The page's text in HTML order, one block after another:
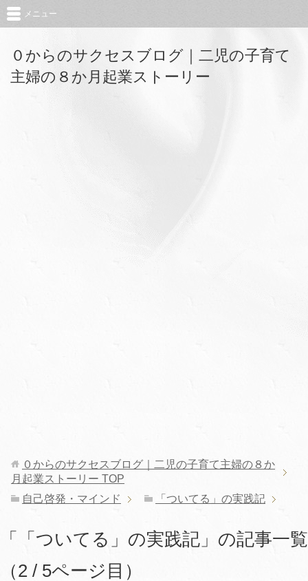
０からのサクセスブログ｜二児の子育て
主婦の８か月起業ストーリー
メニュー
０からのサクセスブログ｜二児の子育て主婦の８か
月起業ストーリー TOP
自己啓発・マインド
「ついてる」の実践記
「「ついてる」の実践記」の記事一覧
（2 / 5ページ目）